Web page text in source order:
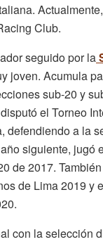
Club.
seguido por la
joven. Acumula
sub-20 y
el Torneo
defendiendo a la
siguiente, jugó
de 2017.
de Lima 2019 y
con la selección